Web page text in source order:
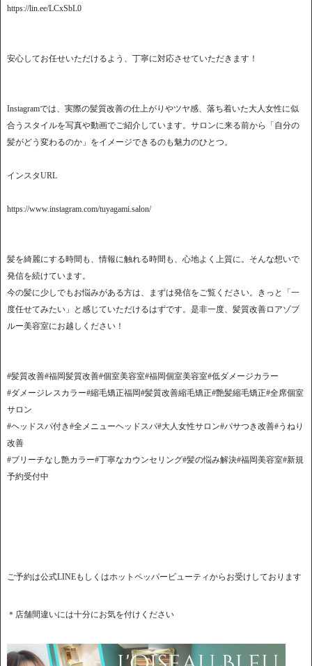
https://lin.ee/LCxSbL0
安心してお任せいただけるよう、丁寧に対応させていただきます！
Instagramでは、実際の髪質改善の仕上がりやツヤ感、落ち着いた大人女性に似
合うスタイルを写真や動画でご紹介しています。サロンに来る前から「自分の
髪がどう変わるのか」をイメージできるのも魅力のひとつ。
インスタURL
https://www.instagram.com/tuyagami.salon/
髪を綺麗にする時間も、情報に触れる時間も、心地よく上質に。そんな想いで
発信を続けています。
今の髪に少しでもお悩みがある方は、まずは発信をご覧ください。きっと「一
度任せてみたい」と感じていただけるはずです。是非一度、髪質改善ロアゾブ
ルー美容室にお越しください！
#髪質改善#福岡髪質改善#個室美容室#福岡個室美容室#低ダメージカラー
#ダメージレスカラー#縮毛矯正福岡#髪質改善縮毛矯正#艶髪縮毛矯正#全席個室
サロン
#ヘッドスパ付き#全メニューヘッドスパ#大人女性サロン#パサつき改善#うねり
改善
#ブリーチなし艶カラー#丁寧なカウンセリング#髪の悩み解決#福岡美容室#新規
予約受付中
ご予約は公式LINEもしくはホットペッパービューティからお受けしております
＊店舗間違いには十分にお気を付けください